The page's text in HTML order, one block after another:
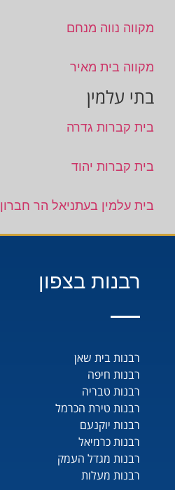
מקווה נווה מנחם
מקווה בית מאיר
בתי עלמין
בית קברות גדרה
בית קברות יהוד
בית עלמין בעתניאל הר חברון
רבנות בצפון
רבנות בית שאן
רבנות חיפה
רבנות טבריה
רבנות טירת הכרמל
רבנות יוקנעם
רבנות כרמיאל
רבנות מגדל העמק
רבנות מעלות